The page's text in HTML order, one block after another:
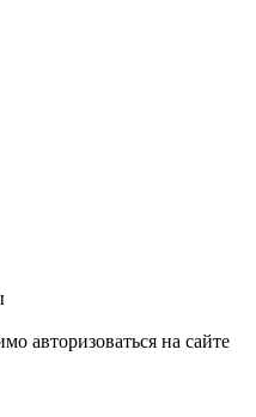
авторизоваться на сайте